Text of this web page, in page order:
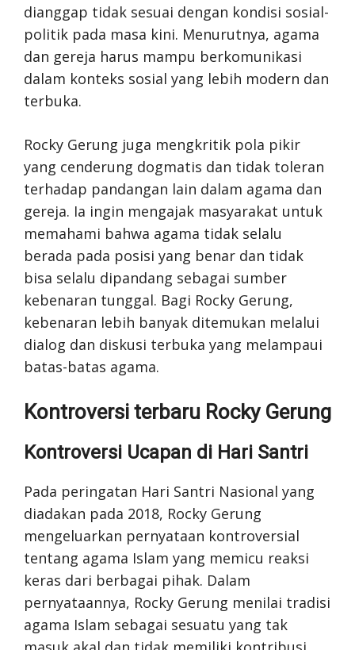
dianggap tidak sesuai dengan kondisi sosial-
politik pada masa kini. Menurutnya, agama
dan gereja harus mampu berkomunikasi
dalam konteks sosial yang lebih modern dan
terbuka.
Rocky Gerung juga mengkritik pola pikir
yang cenderung dogmatis dan tidak toleran
terhadap pandangan lain dalam agama dan
gereja. Ia ingin mengajak masyarakat untuk
memahami bahwa agama tidak selalu
berada pada posisi yang benar dan tidak
bisa selalu dipandang sebagai sumber
kebenaran tunggal. Bagi Rocky Gerung,
kebenaran lebih banyak ditemukan melalui
dialog dan diskusi terbuka yang melampaui
batas-batas agama.
Kontroversi terbaru Rocky Gerung
Kontroversi Ucapan di Hari Santri
Pada peringatan Hari Santri Nasional yang
diadakan pada 2018, Rocky Gerung
mengeluarkan pernyataan kontroversial
tentang agama Islam yang memicu reaksi
keras dari berbagai pihak. Dalam
pernyataannya, Rocky Gerung menilai tradisi
agama Islam sebagai sesuatu yang tak